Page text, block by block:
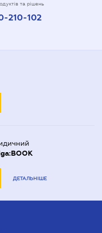
та рішень
210-102
ДЕТАЛЬНІШЕ